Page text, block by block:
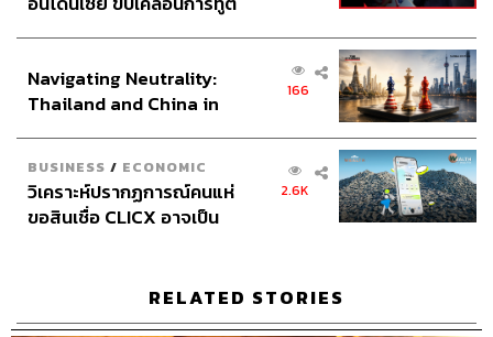
East India Company
The Standard Podcast
EIC World history
อินโดนีเซีย
Navigating Neutrality:
Thailand and China in
166
BUSINESS / ECONOMIC
วิเคราะห์ปรากฏการณ์คนแห่
ขอสินเชื่อ CLICX อาจเป็น
2.6K
RELATED STORIES